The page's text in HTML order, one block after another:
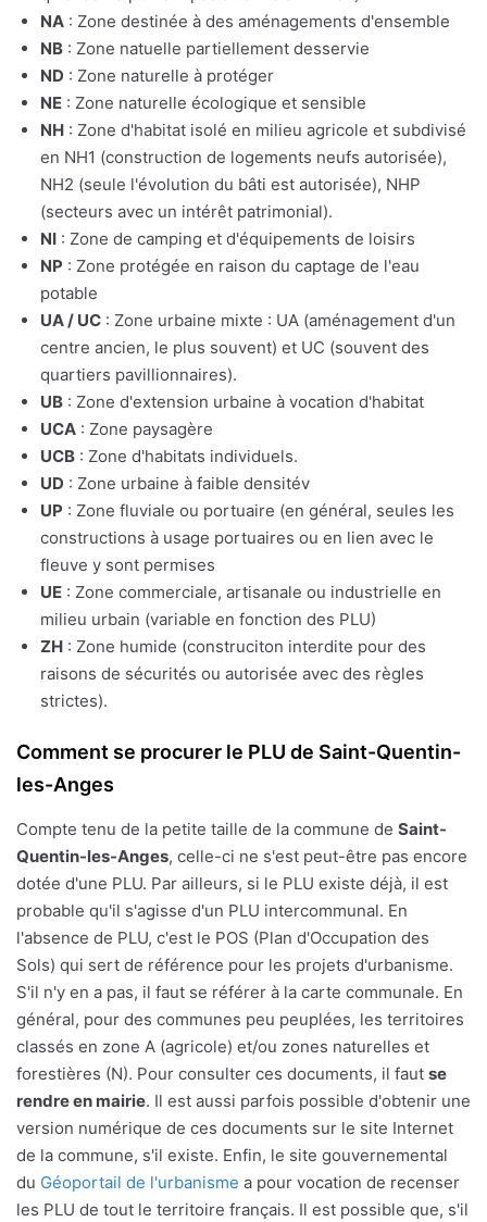
NA : Zone destinée à des aménagements d'ensemble
NB : Zone natuelle partiellement desservie
ND : Zone naturelle à protéger
NE : Zone naturelle écologique et sensible
NH : Zone d'habitat isolé en milieu agricole et subdivisé
en NH1 (construction de logements neufs autorisée),
NH2 (seule l'évolution du bâti est autorisée), NHP
(secteurs avec un intérêt patrimonial).
NI : Zone de camping et d'équipements de loisirs
NP : Zone protégée en raison du captage de l'eau
potable
UA / UC : Zone urbaine mixte : UA (aménagement d'un
centre ancien, le plus souvent) et UC (souvent des
quartiers pavillionnaires).
UB : Zone d'extension urbaine à vocation d'habitat
UCA : Zone paysagère
UCB : Zone d'habitats individuels.
UD : Zone urbaine à faible densitév
UP : Zone fluviale ou portuaire (en général, seules les
constructions à usage portuaires ou en lien avec le
fleuve y sont permises
UE : Zone commerciale, artisanale ou industrielle en
milieu urbain (variable en fonction des PLU)
ZH : Zone humide (construciton interdite pour des
raisons de sécurités ou autorisée avec des règles
strictes).
Comment se procurer le PLU de Saint-Quentin-
les-Anges
Compte tenu de la petite taille de la commune de Saint-
Quentin-les-Anges, celle-ci ne s'est peut-être pas encore
dotée d'une PLU. Par ailleurs, si le PLU existe déjà, il est
probable qu'il s'agisse d'un PLU intercommunal. En
l'absence de PLU, c'est le POS (Plan d'Occupation des
Sols) qui sert de référence pour les projets d'urbanisme.
S'il n'y en a pas, il faut se référer à la carte communale. En
général, pour des communes peu peuplées, les territoires
classés en zone A (agricole) et/ou zones naturelles et
forestières (N). Pour consulter ces documents, il faut se
rendre en mairie. Il est aussi parfois possible d'obtenir une
version numérique de ces documents sur le site Internet
de la commune, s'il existe. Enfin, le site gouvernemental
du Géoportail de l'urbanisme a pour vocation de recenser
les PLU de tout le territoire français. Il est possible que, s'il